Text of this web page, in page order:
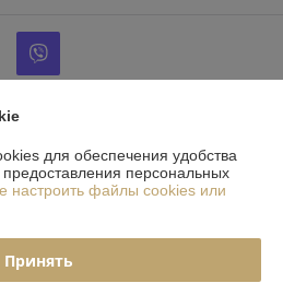
ИП Гордиенко Дмитрий
кв. 38.
391414032
для обеспечения удобства
персональных
настроить файлы cookies или
Принять